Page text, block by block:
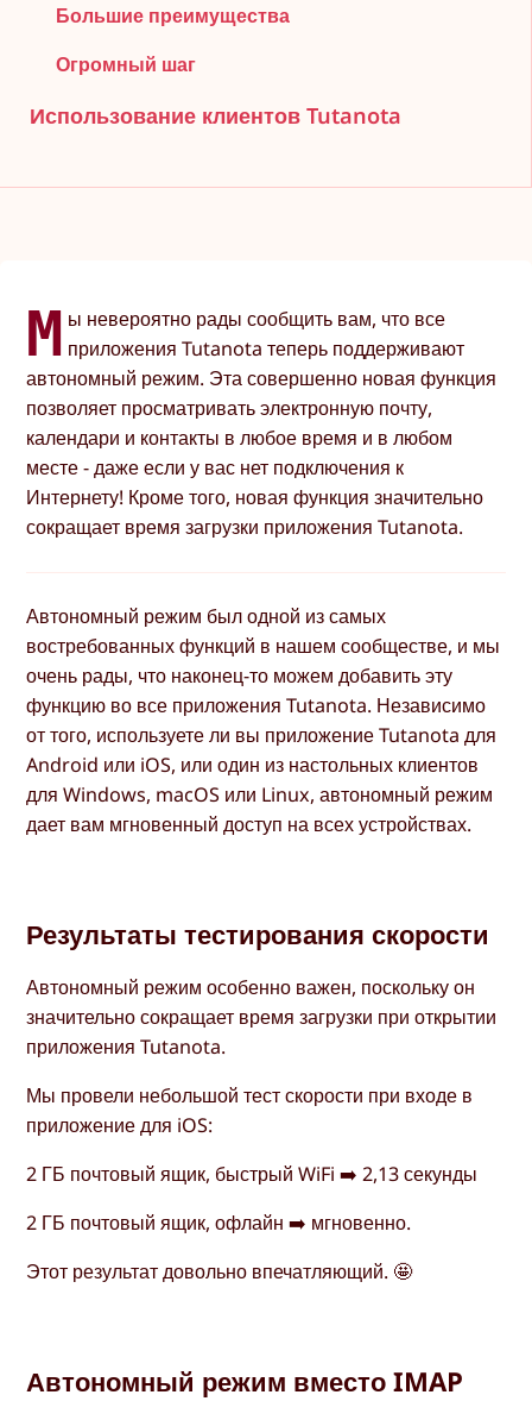
Большие преимущества
Огромный шаг
Использование клиентов Tutanota
М ы невероятно рады сообщить вам, что все
приложения Tutanota теперь поддерживают
автономный режим. Эта совершенно новая функция
позволяет просматривать электронную почту,
календари и контакты в любое время и в любом
месте - даже если у вас нет подключения к
Интернету! Кроме того, новая функция значительно
сокращает время загрузки приложения Tutanota.
Автономный режим был одной из самых
востребованных функций в нашем сообществе, и мы
очень рады, что наконец-то можем добавить эту
функцию во все приложения Tutanota. Независимо
от того, используете ли вы приложение Tutanota для
Android или iOS, или один из настольных клиентов
для Windows, macOS или Linux, автономный режим
дает вам мгновенный доступ на всех устройствах.
Результаты тестирования скорости
Автономный режим особенно важен, поскольку он
значительно сокращает время загрузки при открытии
приложения Tutanota.
Мы провели небольшой тест скорости при входе в
приложение для iOS:
2 ГБ почтовый ящик, быстрый WiFi ➡️ 2,13 секунды
2 ГБ почтовый ящик, офлайн ➡️ мгновенно.
Этот результат довольно впечатляющий. 🤩
Автономный режим вместо IMAP